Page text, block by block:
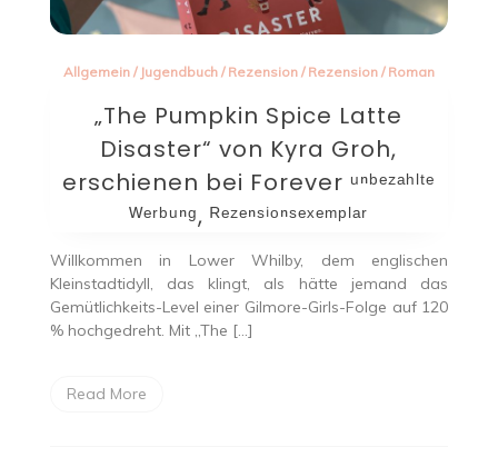
Allgemein/ Jugendbuch/ Rezension/ Rezension/ Roman
„The Pumpkin Spice Latte
Disaster“ von Kyra Groh,
erschienen bei Forever ᵘⁿᵇᵉᶻᵃʰˡᵗᵉ
ᵂᵉʳᵇᵘⁿᵍ, ᴿᵉᶻᵉⁿˢⁱᵒⁿˢᵉˣᵉᵐᵖˡᵃʳ
Willkommen in Lower Whilby, dem englischen
Kleinstadtidyll, das klingt, als hätte jemand das
Gemütlichkeits-Level einer Gilmore-Girls-Folge auf 120
% hochgedreht. Mit „The […]
Read More